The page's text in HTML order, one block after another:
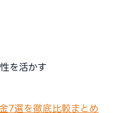
を活かす
7選を徹底比較まとめ